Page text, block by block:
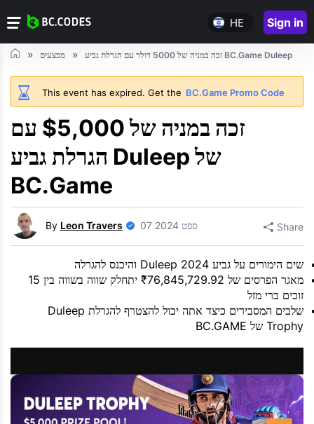
HE Sign in
מבצעים זכה במניה של 5000 דולר עם הגרלת גביע BC.Game Duleep
This event has expired. Get the BC.Game Promo Code
זכה במניה של $5,000 עם
הגרלת גביע Duleep של
BC.Game
By Leon Travers 07 ספט 2024 Share
שים הימורים על גביע Duleep 2024 והיכנס להגרלה
מאגר הפרסים של ₹76,845,729.92 יתחלק שווה בשווה בין 15
זוכים ברי מזל
שלבים המסבירים כיצד אתה יכול להצטרף להגרלת Duleep
Trophy של BC.GAME